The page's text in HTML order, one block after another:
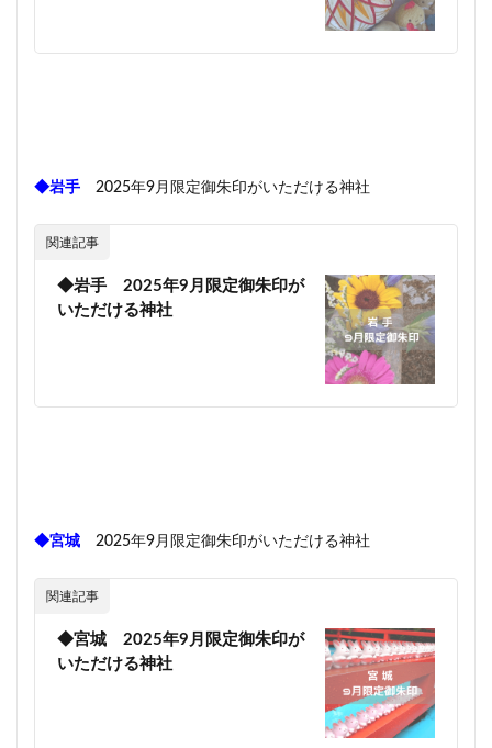
◆岩手 2025年9月限定御朱印がいただける神社
関連記事
◆岩手 2025年9月限定御朱印が
いただける神社
◆宮城 2025年9月限定御朱印がいただける神社
関連記事
◆宮城 2025年9月限定御朱印が
いただける神社